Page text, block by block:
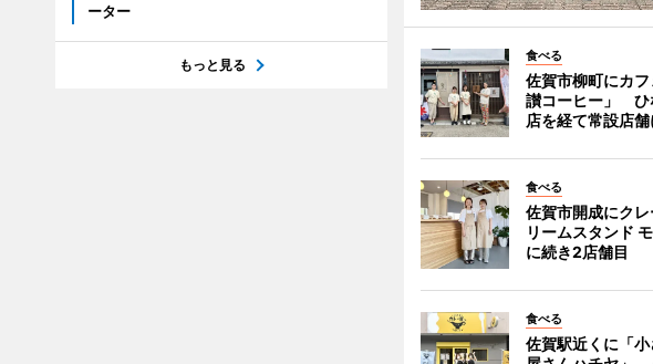
食べる
佐賀市柳町にカ
讃コーヒー」 ひ
店を経て常設店舗
食べる
佐賀市開成にクレ
リームスタンド
に続き2店舗目
食べる
佐賀駅近くに「
ーター
もっと見る